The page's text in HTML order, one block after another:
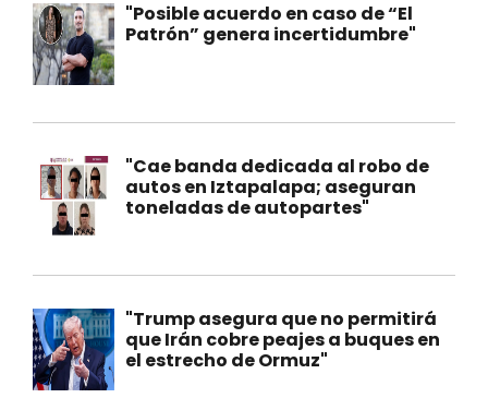
"Posible acuerdo en caso de “El
Patrón” genera incertidumbre"
"Cae banda dedicada al robo de
autos en Iztapalapa; aseguran
toneladas de autopartes"
"Trump asegura que no permitirá
que Irán cobre peajes a buques en
el estrecho de Ormuz"